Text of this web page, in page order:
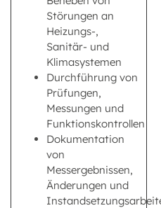
Störungen an
Heizungs-,
Sanitär- und
Klimasystemen
Durchführung von
Prüfungen,
Messungen und
Funktionskontrollen
Dokumentation
von
Messergebnissen,
Änderungen und